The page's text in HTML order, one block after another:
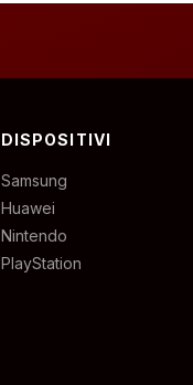
DISPOSITIVI
Samsung
Huawei
Nintendo
PlayStation